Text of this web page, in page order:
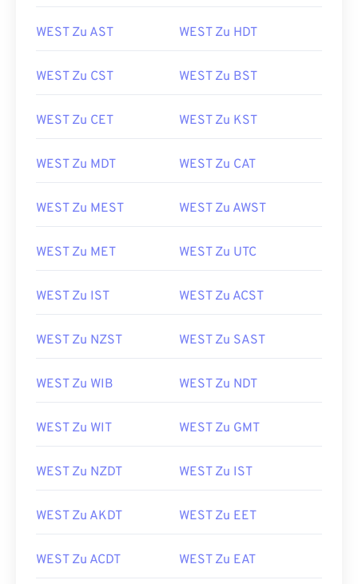
WEST Zu AST WEST Zu HDT
WEST Zu CST WEST Zu BST
WEST Zu CET WEST Zu KST
WEST Zu MDT WEST Zu CAT
WEST Zu MEST WEST Zu AWST
WEST Zu MET WEST Zu UTC
WEST Zu IST WEST Zu ACST
WEST Zu NZST WEST Zu SAST
WEST Zu WIB WEST Zu NDT
WEST Zu WIT WEST Zu GMT
WEST Zu NZDT WEST Zu IST
WEST Zu AKDT WEST Zu EET
WEST Zu ACDT WEST Zu EAT